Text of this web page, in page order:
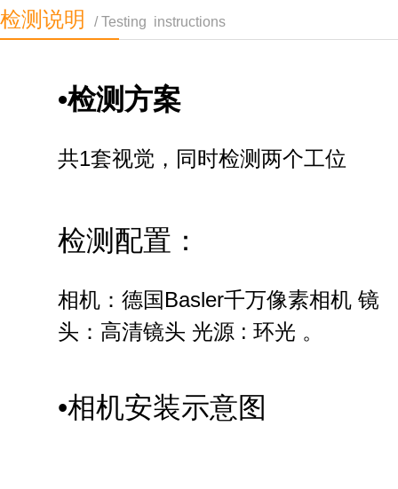
检测说明 / Testing instructions
•检测方案
共1套视觉，同时检测两个工位
检测配置：
相机：德国Basler千万像素相机 镜
头：高清镜头 光源 : 环光 。
•相机安装示意图